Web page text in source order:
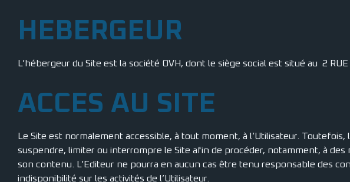
HEBERGEUR
L’hébergeur du Site est la société OVH, dont le siège social est situé au 2 RUE
ACCES AU SITE
Le Site est normalement accessible, à tout moment, à l’Utilisateur. Toutefois,
suspendre, limiter ou interrompre le Site afin de procéder, notamment, à des
son contenu. L’Editeur ne pourra en aucun cas être tenu responsable des
indisponibilité sur les activités de l’Utilisateur.